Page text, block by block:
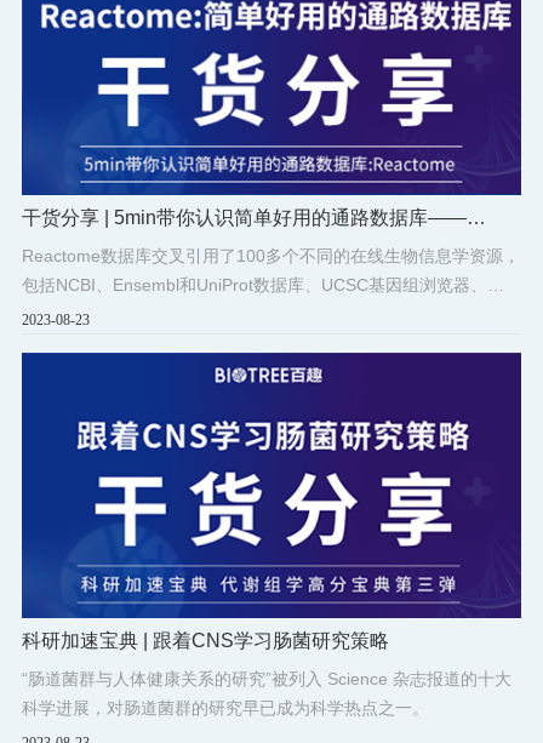
干货分享 | 5min带你认识简单好用的通路数据库——
Reactome数据库交叉引用了100多个不同的在线生物信息学资源，
包括NCBI、Ensembl和UniProt数据库、UCSC基因组浏览器、
ChEBI小分子数据库和PubMed文献数据库等。
2023-08-23
科研加速宝典 | 跟着CNS学习肠菌研究策略
“肠道菌群与人体健康关系的研究”被列入 Science 杂志报道的十大
科学进展，对肠道菌群的研究早已成为科学热点之一。